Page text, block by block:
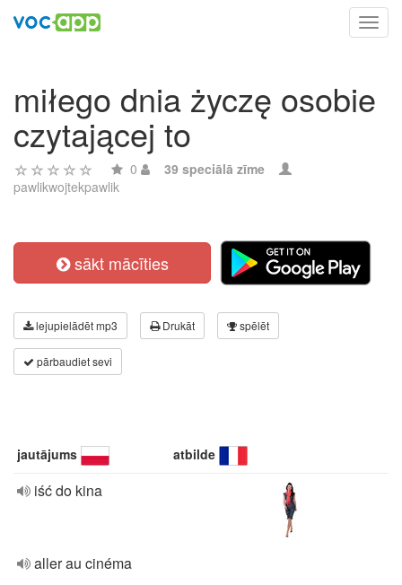
miłego dnia życzę osobie
czytającej to
0
39 speciālā zīme
pawlikwojtekpawlik
sākt mācīties
lejupielādēt mp3 Drukāt spēlēt
pārbaudiet sevi
jautājums atbilde
iść do kina
aller au cinéma